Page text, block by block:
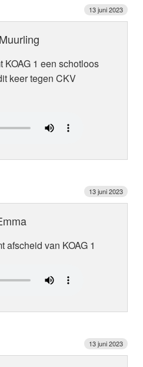
13 juni 2023
KOAG 1 een schotloos
keer tegen CKV
13 juni 2023
afscheid van KOAG 1
13 juni 2023